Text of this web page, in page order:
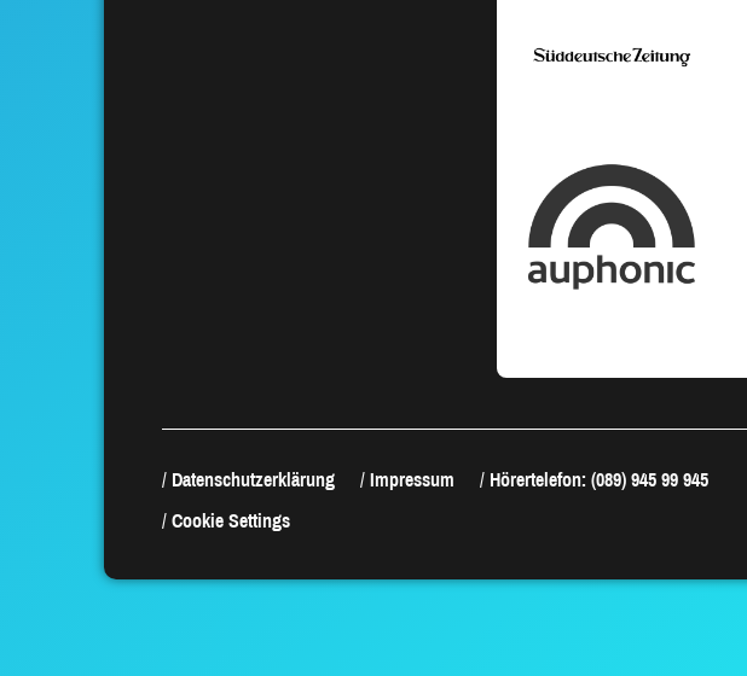
Datenschutzerklärung Impressum
Hörertelefon: (089) 945 99 945
Cookie Settings